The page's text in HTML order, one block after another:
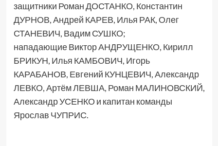
защитники Роман ДОСТАНКО, Константин
ДУРНОВ, Андрей КАРЕВ, Илья РАК, Олег
СТАНЕВИЧ, Вадим СУШКО;
нападающие Виктор АНДРУЩЕНКО, Кирилл
БРИКУН, Илья КАМБОВИЧ, Игорь
КАРАБАНОВ, Евгений КУНЦЕВИЧ, Александр
ЛЕВКО, Артём ЛЕВША, Роман МАЛИНОВСКИЙ,
Александр УСЕНКО и капитан команды
Ярослав ЧУПРИС.